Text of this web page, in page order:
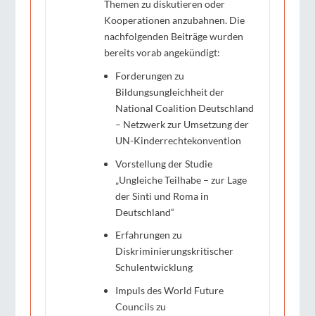
Themen zu diskutieren oder
Kooperationen anzubahnen. Die
nachfolgenden Beiträge wurden
bereits vorab angekündigt:
Forderungen zu
Bildungsungleichheit der
National Coalition Deutschland
– Netzwerk zur Umsetzung der
UN-Kinderrechtekonvention
Vorstellung der Studie
„Ungleiche Teilhabe – zur Lage
der Sinti und Roma in
Deutschland“
Erfahrungen zu
Diskriminierungskritischer
Schulentwicklung
Impuls des World Future
Councils zu